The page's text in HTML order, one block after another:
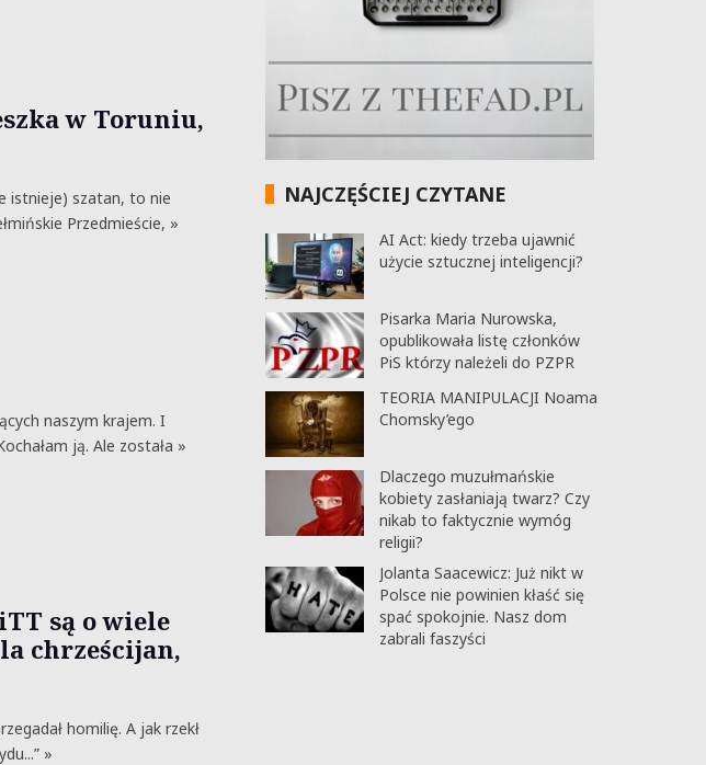
w Toruniu,
istnieje) szatan, to nie
Przedmieście, »
naszym krajem. I
ją. Ale została »
są o wiele
chrześcijan,
homilię. A jak rzekł
»
NAJCZĘŚCIEJ CZYTANE
AI Act: kiedy trzeba ujawnić
użycie sztucznej inteligencji?
Pisarka Maria Nurowska,
opublikowała listę członków
PiS którzy należeli do PZPR
TEORIA MANIPULACJI Noama
Chomsky’ego
Dlaczego muzułmańskie
kobiety zasłaniają twarz? Czy
nikab to faktycznie wymóg
religii?
Jolanta Saacewicz: Już nikt w
Polsce nie powinien kłaść się
spać spokojnie. Nasz dom
zabrali faszyści